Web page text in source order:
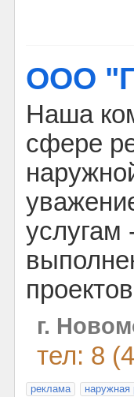
ООО
Наша
сфере
услугам
г.
тел: 8
реклама наружная